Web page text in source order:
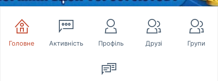
Головне Активність Профіль Друзі Групи